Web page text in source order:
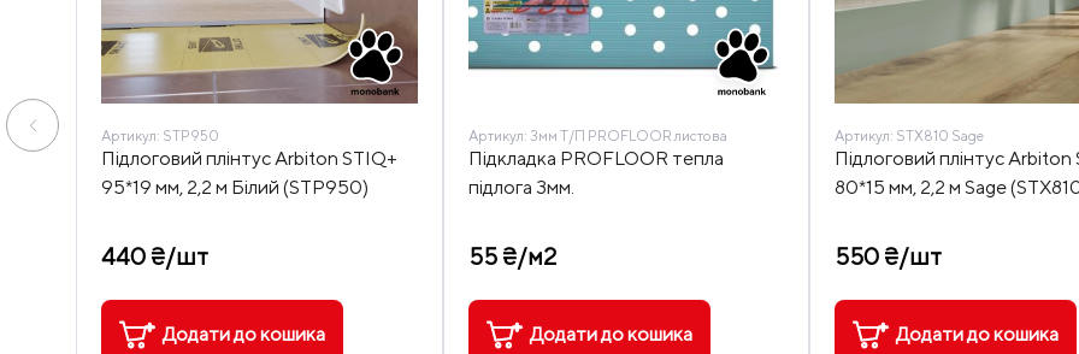
Артикул: STP950
Підлоговий плінтус Arbiton STIQ+
95*19 мм, 2,2 м Білий (STP950)
440 ₴/шт
Додати до кошика
Артикул: 3мм Т/П PROFLOOR листова
Підкладка PROFLOOR тепла
підлога 3мм.
55 ₴/м2
Додати до кошика
Артикул: STX810 Sage
Підлоговий плінтус Arbiton
80*15 мм, 2,2 м Sage
550 ₴/шт
Додати до кошика